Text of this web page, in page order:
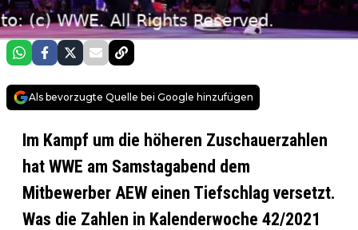
Als bevorzugte Quelle bei Google hinzufügen
Im Kampf um die höheren Zuschauerzahlen
hat WWE am Samstagabend dem
Mitbewerber AEW einen Tiefschlag versetzt.
Was die Zahlen in Kalenderwoche 42/2021